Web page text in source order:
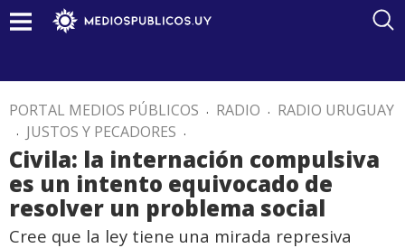
PORTAL MEDIOS PÚBLICOS . RADIO . RADIO URUGUAY
. JUSTOS Y PECADORES .
Civila: la internación compulsiva
es un intento equivocado de
resolver un problema social
Cree que la ley tiene una mirada represiva